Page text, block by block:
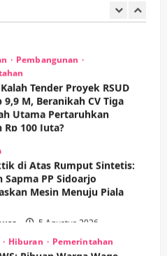
Tender Proyek RSUD
9,9 M, Beranikah CV Tiga
Utama Pertaruhkan
Rp 100 Juta?
5 Agustus 2026
di Atas Rumput Sintetis:
Sapma PP Sidoarjo
Mesin Menuju Piala
Hiburan Pemerintahan
Ribuan Warga Wage
Blek di Bazar Rakyat Jalan